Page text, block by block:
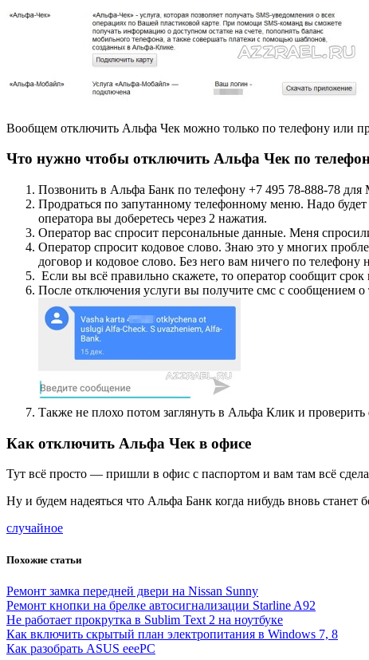
Вообщем отключить Альфа Чек можно только по телефону или
Что нужно чтобы отключить Альфа Чек по
Позвонить в Альфа Банк по телефону +7 495 78-888-78
Продраться по запутанному телефонному меню. Надо
оператора вы доберетесь через 2 нажатия.
Оператор вас спросит персональные данные. Меня
Оператор спросит кодовое слово. Знаю это у многих
договор и кодовое слово. Без него вам ничего по
Если вы всё правильно скажете, то оператор сообщит
После отключения услуги вы получите смс с сообщением
Также не плохо потом заглянуть в Альфа Клик и
Как отключить Альфа Чек в офисе
Тут всё просто — пришли в офис с паспортом и вам там всё
Ну и будем надеяться что Альфа Банк когда нибудь вновь
случайное
Похожие статьи
Ремонт замка передней двери на Nissan Sunny
Ремонт кнопки на брелке автосигнализации Starline A92
Не работает прокрутка в Sublim Text 2 на ноутбуке
Как включить скрытый план электропитания в Windows 7, 8
Как разобрать ASUS eeePC